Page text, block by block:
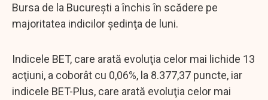
Bursa de la Bucureşti a închis în scădere pe
majoritatea indicilor şedinţa de luni.
Indicele BET, care arată evoluţia celor mai lichide 13
acţiuni, a coborât cu 0,06%, la 8.377,37 puncte, iar
indicele BET-Plus, care arată evoluţia celor mai